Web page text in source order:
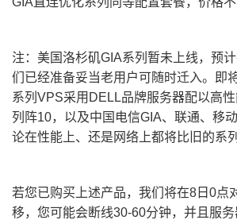
注：美国洛杉矶GIA系列暂未上线，预
们已经准备妥当老用户可随时迁入。即
系列VPS采用DELL品牌服务器配以高
列阵10，以及中国电信GIA、联通、移
论在性能上、还是网络上都将比旧的系
若您已购买上述产品，我们将在8日0点
移，您可能会断线30-60分钟，并且服务